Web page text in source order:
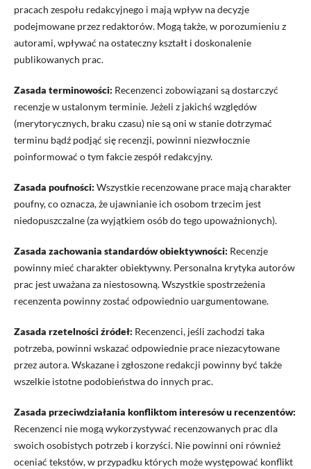
pracach zespołu redakcyjnego i mają wpływ na decyzje
podejmowane przez redaktorów. Mogą także, w porozumieniu z
autorami, wpływać na ostateczny kształt i doskonalenie
publikowanych prac.
Zasada terminowości: Recenzenci zobowiązani są dostarczyć
recenzje w ustalonym terminie. Jeżeli z jakichś względów
(merytorycznych, braku czasu) nie są oni w stanie dotrzymać
terminu bądź podjąć się recenzji, powinni niezwłocznie
poinformować o tym fakcie zespół redakcyjny.
Zasada poufności: Wszystkie recenzowane prace mają charakter
poufny, co oznacza, że ujawnianie ich osobom trzecim jest
niedopuszczalne (za wyjątkiem osób do tego upoważnionych).
Zasada zachowania standardów obiektywności: Recenzje
powinny mieć charakter obiektywny. Personalna krytyka autorów
prac jest uważana za niestosowną. Wszystkie spostrzeżenia
recenzenta powinny zostać odpowiednio uargumentowane.
Zasada rzetelności źródeł: Recenzenci, jeśli zachodzi taka
potrzeba, powinni wskazać odpowiednie prace niezacytowane
przez autora. Wskazane i zgłoszone redakcji powinny być także
wszelkie istotne podobieństwa do innych prac.
Zasada przeciwdziałania konfliktom interesów u recenzentów:
Recenzenci nie mogą wykorzystywać recenzowanych prac dla
swoich osobistych potrzeb i korzyści. Nie powinni oni również
oceniać tekstów, w przypadku których może występować konflikt